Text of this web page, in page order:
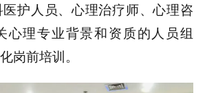
护人员、心理治疗师、心理咨
心理专业背景和资质的人员组
岗前培训。